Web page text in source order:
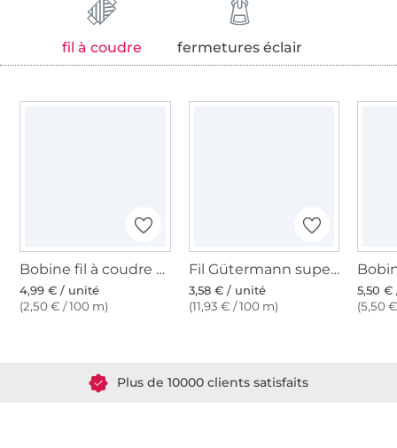
fil à coudre fermetures éclair
Bobine fil à coudre Gütermann 200m polyester, (800) blanc
4,99 € / unité
(2,50 € / 100 m)
Fil Gütermann super résistant 30m polyester, (800) blanc
3,58 € / unité
(11,93 € / 100 m)
5,50
(5,50